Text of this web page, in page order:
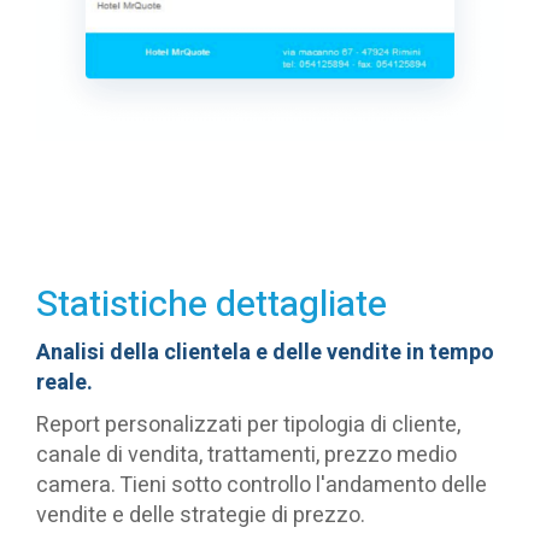
Statistiche dettagliate
Analisi della clientela e delle vendite in tempo
reale.
Report personalizzati per tipologia di cliente,
canale di vendita, trattamenti, prezzo medio
camera. Tieni sotto controllo l'andamento delle
vendite e delle strategie di prezzo.